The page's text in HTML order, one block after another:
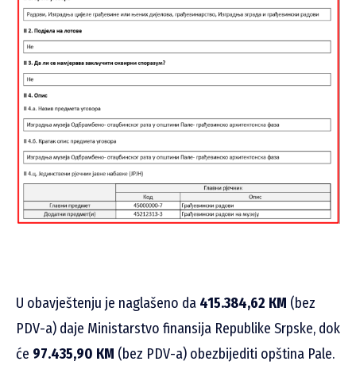
U obavještenju je naglašeno da 415.384,62 КМ (bez
PDV-a) daje Ministarstvo finansija Republike Srpske, dok
će 97.435,90 КМ (bez PDV-a) obezbijediti opština Pale.